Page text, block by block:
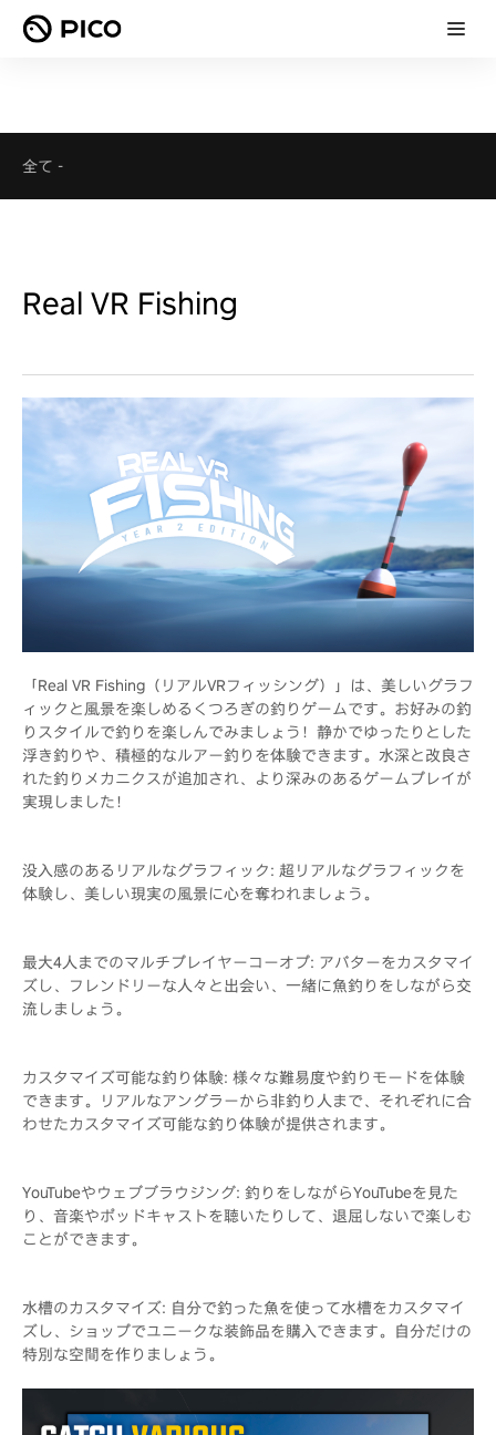
全て -
Real VR Fishing
「Real VR Fishing（リアルVRフィッシング）」は、美しいグラフ
ィックと風景を楽しめるくつろぎの釣りゲームです。お好みの釣
りスタイルで釣りを楽しんでみましょう！静かでゆったりとした
浮き釣りや、積極的なルアー釣りを体験できます。水深と改良さ
れた釣りメカニクスが追加され、より深みのあるゲームプレイが
実現しました！
没入感のあるリアルなグラフィック: 超リアルなグラフィックを
体験し、美しい現実の風景に心を奪われましょう。
最大4人までのマルチプレイヤーコーオプ: アバターをカスタマイ
ズし、フレンドリーな人々と出会い、一緒に魚釣りをしながら交
流しましょう。
カスタマイズ可能な釣り体験: 様々な難易度や釣りモードを体験
できます。リアルなアングラーから非釣り人まで、それぞれに合
わせたカスタマイズ可能な釣り体験が提供されます。
YouTubeやウェブブラウジング: 釣りをしながらYouTubeを見た
り、音楽やポッドキャストを聴いたりして、退屈しないで楽しむ
ことができます。
水槽のカスタマイズ: 自分で釣った魚を使って水槽をカスタマイ
ズし、ショップでユニークな装飾品を購入できます。自分だけの
特別な空間を作りましょう。